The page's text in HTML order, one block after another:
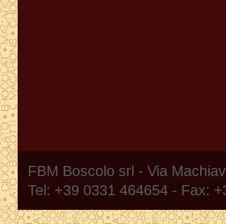
FBM Boscolo srl - Via
Tel: +39 0331 464654 - Fax: